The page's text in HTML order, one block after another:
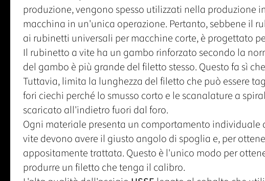
produzione, vengono spesso utilizzati nella produzione
macchina in un'unica operazione. Pertanto, sebbene il
ai rubinetti universali per macchine corte, è progettato
Il rubinetto a vite ha un gambo rinforzato secondo la
del gambo è più grande del filetto stesso. Questo fa sì
Tuttavia, limita la lunghezza del filetto che può essere
fori ciechi perché lo smusso corto e le scanalature a
scaricato all'indietro fuori dal foro.
Ogni materiale presenta un comportamento individuale
vite devono avere il giusto angolo di spoglia e, per
appositamente trattata. Questo è l'unico modo per
produrre un filetto che tenga il calibro.